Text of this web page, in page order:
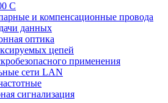
С
и компенсационные провода
данных
оптика
цепей
применения
сети LAN
сигнализация